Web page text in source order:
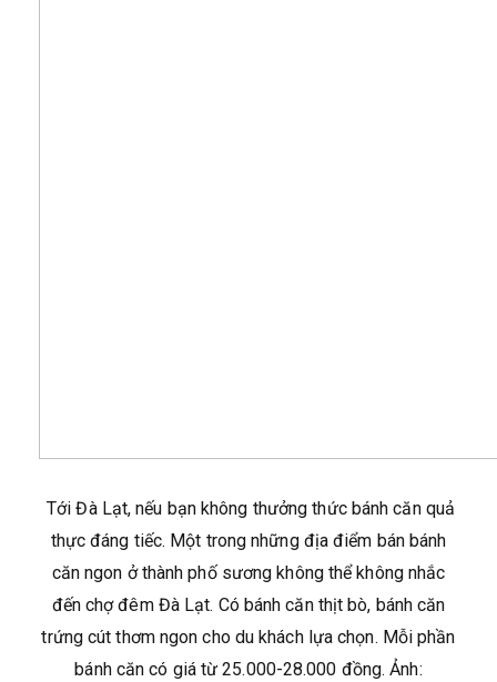
Tới Đà Lạt, nếu bạn không thưởng thức bánh căn quả
thực đáng tiếc. Một trong những địa điểm bán bánh
căn ngon ở thành phố sương không thể không nhắc
đến chợ đêm Đà Lạt. Có bánh căn thịt bò, bánh căn
trứng cút thơm ngon cho du khách lựa chọn. Mỗi phần
bánh căn có giá từ 25.000-28.000 đồng. Ảnh: